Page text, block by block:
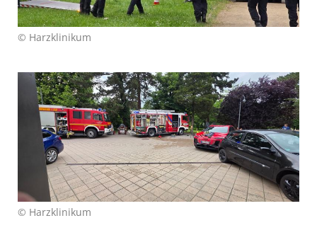
© Harzklinikum
© Harzklinikum